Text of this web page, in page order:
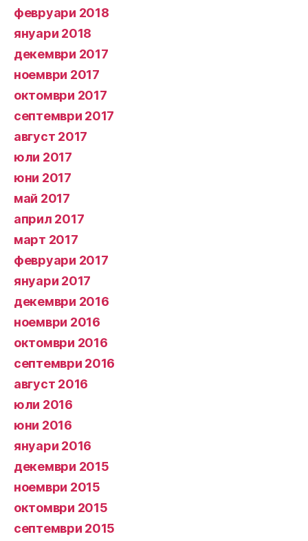
февруари 2018
януари 2018
декември 2017
ноември 2017
октомври 2017
септември 2017
август 2017
юли 2017
юни 2017
май 2017
април 2017
март 2017
февруари 2017
януари 2017
декември 2016
ноември 2016
октомври 2016
септември 2016
август 2016
юли 2016
юни 2016
януари 2016
декември 2015
ноември 2015
октомври 2015
септември 2015